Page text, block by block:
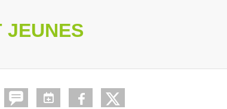
JEUNES